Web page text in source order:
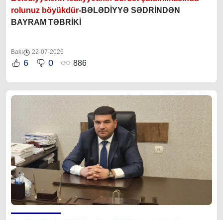
rolunuz böyükdür-BƏLƏDİYYƏ SƏDRİNDƏN
BAYRAM TƏBRİKİ
Bakı 22-07-2026
6 0 886